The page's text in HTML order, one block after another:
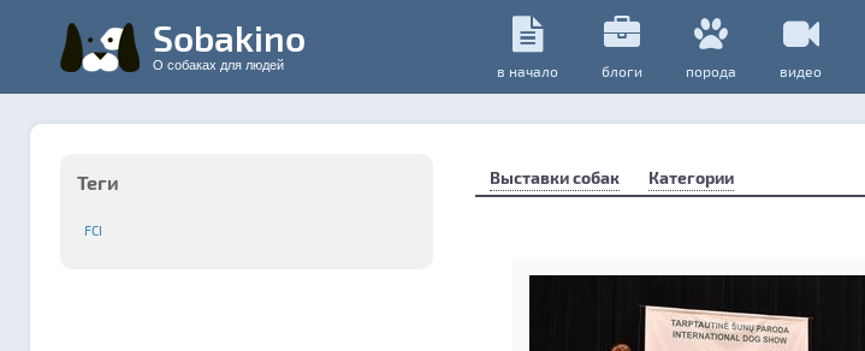
Sobakino
О собаках для людей в начало блоги порода видео
Теги
FCI
Выставки собак Категории